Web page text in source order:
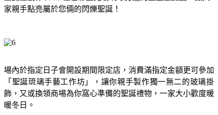
家親手點亮屬於您倆的閃爍聖誕！
場內於指定日子會開設期間限定店，消費滿指定金額更可參加
「聖誕琉璃手藝工作坊」，讓你親手製作獨一無二的玻璃掛
飾，又或換領商場為你窩心準備的聖誕禮物，一家大小歡度暖
暖冬日。